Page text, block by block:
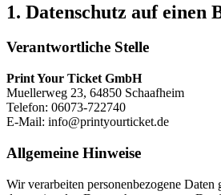
1. Datenschutz auf einen
Verantwortliche Stelle
Print Your Ticket GmbH
Muellerweg 23, 64850 Schaafheim
Telefon: 06073-722740
E-Mail: info@printyourticket.de
Allgemeine Hinweise
Wir verarbeiten personenbezogene